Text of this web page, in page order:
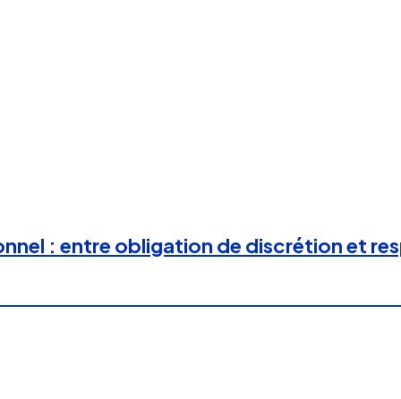
: entre obligation de discrétion et